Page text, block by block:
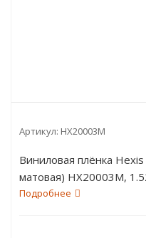
Артикул: HX20003M
Виниловая плёнка
матовая) HX20003M,
Подробнее